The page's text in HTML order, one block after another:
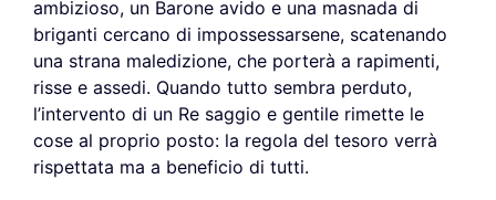
ambizioso, un Barone avido e una masnada di
briganti cercano di impossessarsene, scatenando
una strana maledizione, che porterà a rapimenti,
risse e assedi. Quando tutto sembra perduto,
l’intervento di un Re saggio e gentile rimette le
cose al proprio posto: la regola del tesoro verrà
rispettata ma a beneficio di tutti.